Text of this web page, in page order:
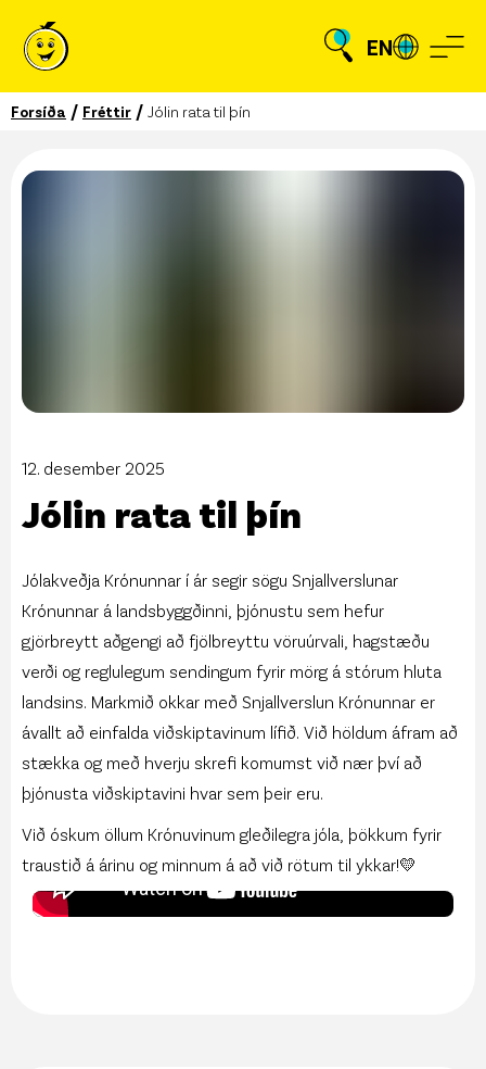
EN
Forsíða / Fréttir / Jólin rata til þín
12. desember 2025
Jólin rata til þín
Jólakveðja Krónunnar í ár segir sögu Snjallverslunar
Krónunnar á landsbyggðinni, þjónustu sem hefur
gjörbreytt aðgengi að fjölbreyttu vöruúrvali, hagstæðu
verði og reglulegum sendingum fyrir mörg á stórum hluta
landsins. Markmið okkar með Snjallverslun Krónunnar er
ávallt að einfalda viðskiptavinum lífið. Við höldum áfram að
stækka og með hverju skrefi komumst við nær því að
þjónusta viðskiptavini hvar sem þeir eru.
Við óskum öllum Krónuvinum gleðilegra jóla, þökkum fyrir
traustið á árinu og minnum á að við rötum til ykkar!💛